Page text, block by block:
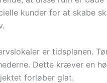
kunder for at skabe
er tidsplanen.
Dette kræver en
forløber glat.